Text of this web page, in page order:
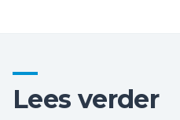
Lees verder